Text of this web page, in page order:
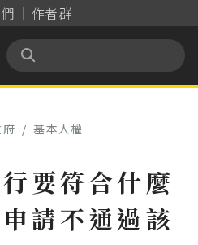
作者群
/ 基本人權
要符合什麼
請不通過該